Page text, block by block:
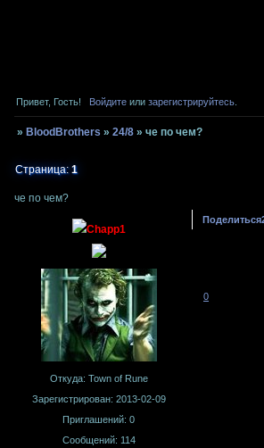
Привет, Гость! Войдитеили зарегистрируйтесь.
» BloodBrothers »24/8 »че по чем?
че по чем?
Страница:1
Поделиться
Chapp1
Откуда: Town of Rune
Зарегистрирован: 2013-02-09
Приглашений: 0
Сообщений: 114
0